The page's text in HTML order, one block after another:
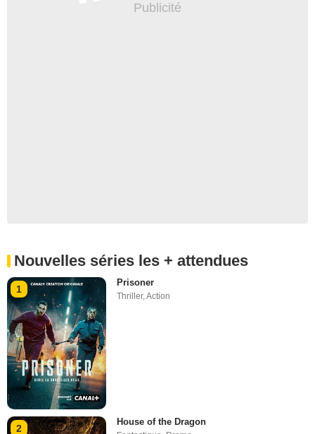
Nouvelles séries les + attendues
1
Prisoner
Thriller,Action
2
House of the Dragon